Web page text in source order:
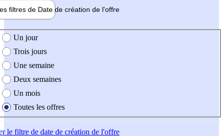
filtres de Date de création de l'offre
création de l'offre
Un jour
Trois jours
Une semaine
Deux semaines
Un mois
Toutes les offres
le filtre de date de création de l'offre